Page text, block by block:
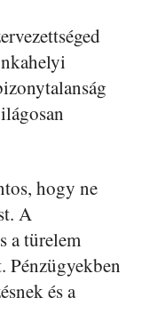
hogy ne
A
a türelem
Pénzügyekben
és a